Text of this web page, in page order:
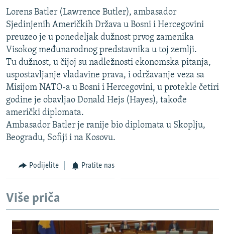
pretragu
VIDEO
FOTOGALERIJE
INFOGRAFIKE
PODCASTI
RAT U UKRAJINI
KINA NA BALKANU
RSE PRIČE IZ SVIJETA
ISPRIČAJ MI
DNEVNO@RSE
SPECIJALI RSE
VIŠE OD NASLOVA
TV LIBERTY
POST SCRIPTUM
MOJA EVROPA
Sve RFE/RL stranice
Lorens Batler (Lawrence Butler), ambasador
Sjedinjenih Američkih Država u Bosni i Hercegovini
preuzeo je u ponedeljak dužnost prvog zamenika
Visokog međunarodnog predstavnika u toj zemlji.
Tu dužnost, u čijoj su nadležnosti ekonomska pitanja,
uspostavljanje vladavine prava, i održavanje veza sa
Misijom NATO-a u Bosni i Hercegovini, u protekle četiri
godine je obavljao Donald Hejs (Hayes), takođe
američki diplomata.
Ambasador Batler je ranije bio diplomata u Skoplju,
Beogradu, Sofiji i na Kosovu.
Podijelite Pratite nas
Više priča